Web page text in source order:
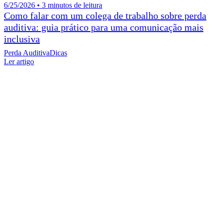
6/25/2026 • 3 minutos de leitura
Como falar com um colega de trabalho sobre perda
auditiva: guia prático para uma comunicação mais
inclusiva
Perda AuditivaDicas
Ler artigo